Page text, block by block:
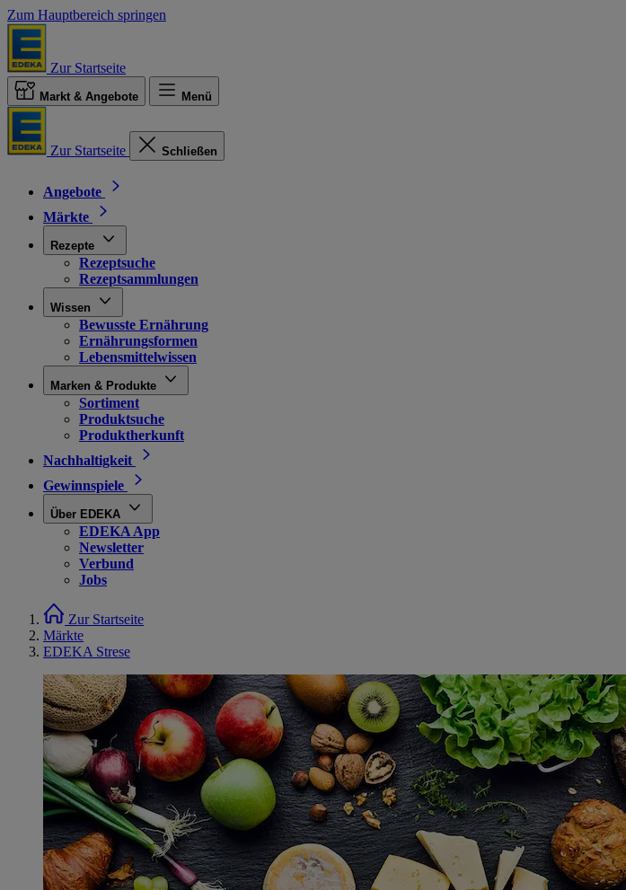
Zum Hauptbereich springen
Zur Startseite
Markt & Angebote Menü
Zur Startseite Schließen
Angebote
Märkte
Rezepte
Rezeptsuche
Rezeptsammlungen
Wissen
Bewusste Ernährung
Ernährungsformen
Lebensmittelwissen
Marken & Produkte
Sortiment
Produktsuche
Produktherkunft
Nachhaltigkeit
Gewinnspiele
Über EDEKA
EDEKA App
Newsletter
Verbund
Jobs
Zur Startseite
Märkte
EDEKA Strese